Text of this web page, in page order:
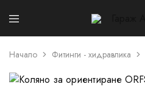
Асенов
Начало Фитинги - хидравлика